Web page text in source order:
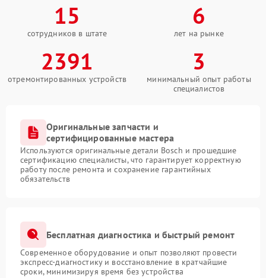
15
сотрудников в штате
6
лет на рынке
2391
отремонтированных устройств
3
минимальный опыт работы
специалистов
Оригинальные запчасти и
сертифицированные мастера
Используются оригинальные детали Bosch и прошедшие
сертификацию специалисты, что гарантирует корректную
работу после ремонта и сохранение гарантийных
обязательств
Бесплатная диагностика и быстрый ремонт
Современное оборудование и опыт позволяют провести
экспресс-диагностику и восстановление в кратчайшие
сроки, минимизируя время без устройства